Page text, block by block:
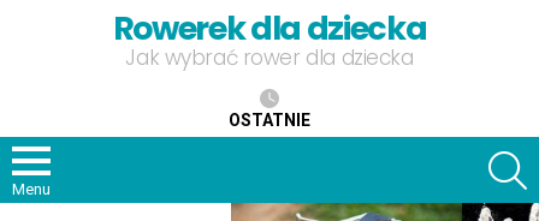
Rowerek dla dziecka
Jak wybrać rower dla dziecka
OSTATNIE
Menu